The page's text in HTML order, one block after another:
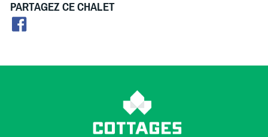
PARTAGEZ CE CHALET